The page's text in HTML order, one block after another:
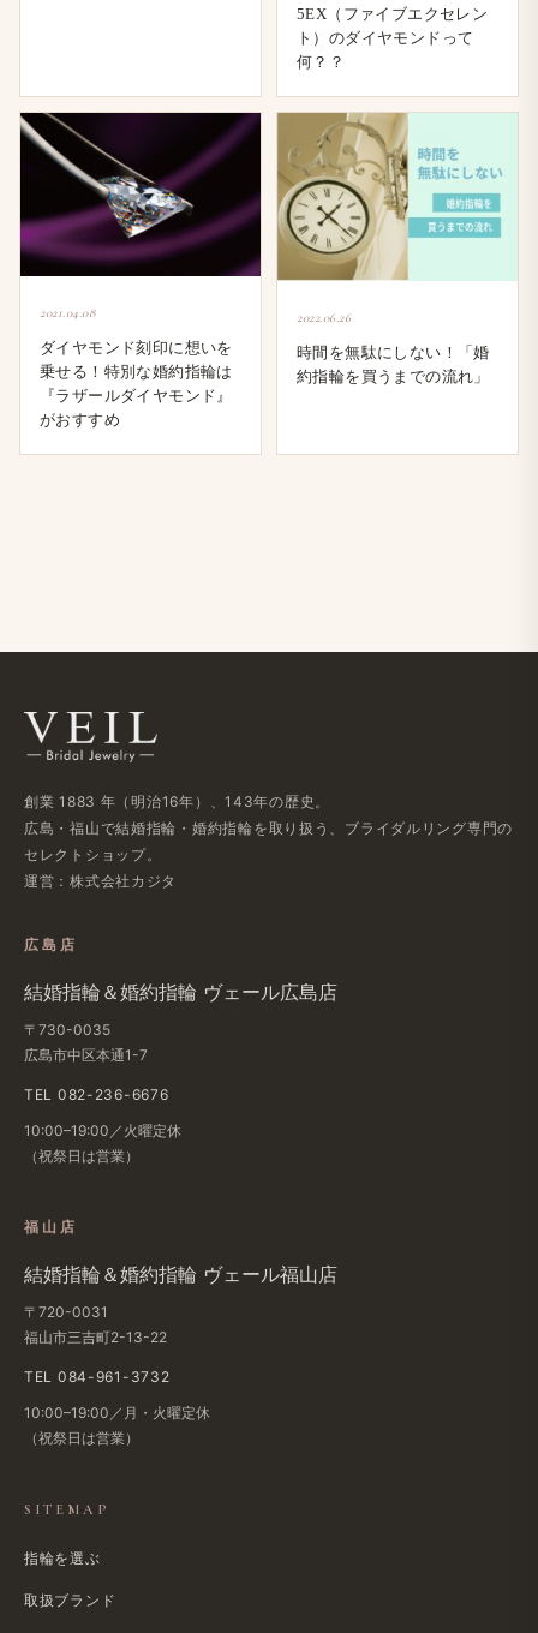
5EX（ファイブエクセレン
ト）のダイヤモンドって
何？？
2021.04.08
ダイヤモンド刻印に想いを
乗せる！特別な婚約指輪は
『ラザールダイヤモンド』
がおすすめ
2022.06.26
時間を無駄にしない！「婚
約指輪を買うまでの流れ」
創業 1883 年​（明治16年）、​143年の​歴史。
広島・福山で​結婚指輪・婚約指輪を​取り扱う、​ブライダルリング専門の​
セレクトショップ。
運営：株式会社カジタ
広島店
結婚​指輪＆婚約指輪 ヴェール​広島店
〒730-0035
広島市中区本通1-7
TEL 082-236-6676
10:00–19:00／火曜定休
（祝祭日は​営業）
福山店
結婚​指輪＆婚約指輪 ヴェール福山店
〒720-0031
福山市三吉町2-13-22
TEL 084-961-3732
10:00–19:00／月・火曜定休
（祝祭日は​営業）
SITEMAP
指輪を選ぶ
取扱ブランド